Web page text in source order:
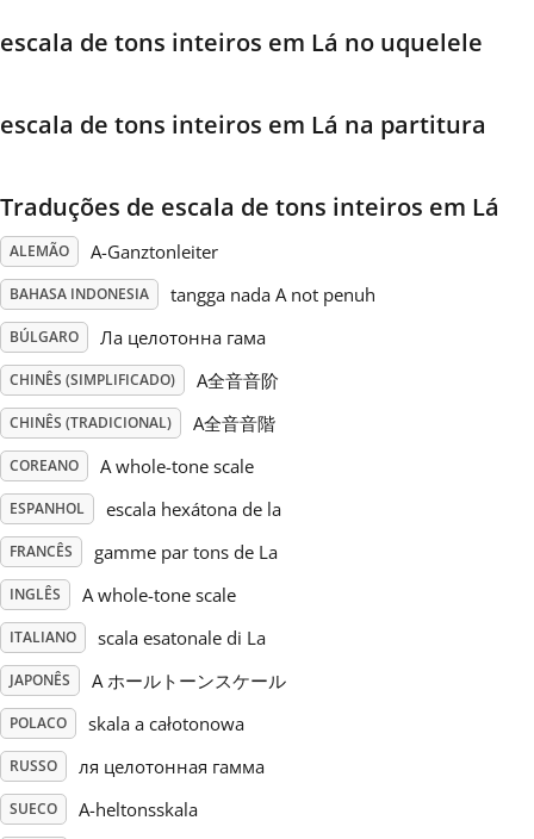
Italiano
日本語
Polski
Português
Русский
Svenska
Tiếng Việt
简体中文
繁體中文
escala de tons inteiros em Lá no uquelele
escala de tons inteiros em Lá na partitura
Traduções de escala de tons inteiros em Lá
ALEMÃO A-Ganztonleiter
BAHASA INDONESIA tangga nada A not penuh
BÚLGARO Ла целотонна гама
CHINÊS (SIMPLIFICADO) A全音音阶
CHINÊS (TRADICIONAL) A全音音階
COREANO A whole-tone scale
ESPANHOL escala hexátona de la
FRANCÊS gamme par tons de La
INGLÊS A whole-tone scale
ITALIANO scala esatonale di La
JAPONÊS A ホールトーンスケール
POLACO skala a całotonowa
RUSSO ля целотонная гамма
SUECO A-heltonsskala